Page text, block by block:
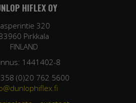
HIFLEX OY
320
Pirkkala
FINLAND
1441402-8
(0)20 762 5600